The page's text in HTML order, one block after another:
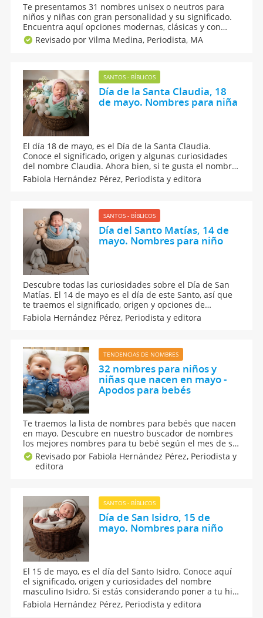
Te presentamos 31 nombres unisex o neutros para
niños y niñas con gran personalidad y su significado.
Encuentra aquí opciones modernas, clásicas y con
mucha historia para tu bebé. Explora hermosos
nombres de diferentes orígenes, los cuales reflejan
Revisado por Vilma Medina, Periodista, MA
SANTOS - BÍBLICOS
Día de la Santa Claudia, 18
de mayo. Nombres para niña
El día 18 de mayo, es el Día de la Santa Claudia.
Conoce el significado, origen y algunas curiosidades
del nombre Claudia. Ahora bien, si te gusta el nombre
pero aún no te decides por él, he mos hecho una lista
con nombres combinados con Claudia y otros más que
Fabiola Hernández Pérez, Periodista y editora
SANTOS - BÍBLICOS
Día del Santo Matías, 14 de
mayo. Nombres para niño
Descubre todas las curiosidades sobre el Día de San
Matías. El 14 de mayo es el día de este Santo, así que
te traemos el significado, origen y opciones de
nombres compuestos con Matías. ¿Quieres saber qué
dice la numerología de la personalidad de estos
Fabiola Hernández Pérez, Periodista y editora
TENDENCIAS DE NOMBRES
32 nombres para niños y
niñas que nacen en mayo -
Apodos para bebés
Te traemos la lista de nombres para bebés que nacen
en mayo. Descubre en nuestro buscador de nombres
los mejores nombres para tu bebé según el mes de su
nacimiento. Te contamos el significado y origen de
estos nombres para niños y nombres para niñas que
están a punto de nacer en el mes de mayo.
Revisado por Fabiola Hernández Pérez, Periodista y
editora
SANTOS - BÍBLICOS
Día de San Isidro, 15 de
mayo. Nombres para niño
El 15 de mayo, es el día del Santo Isidro. Conoce aquí
el significado, origen y curiosidades del nombre
masculino Isidro. Si estás considerando poner a tu hijo
el nombre Isidro, te contamos algunas curiosidades
sobre este nombre. Además, algunas opciones de
Fabiola Hernández Pérez, Periodista y editora